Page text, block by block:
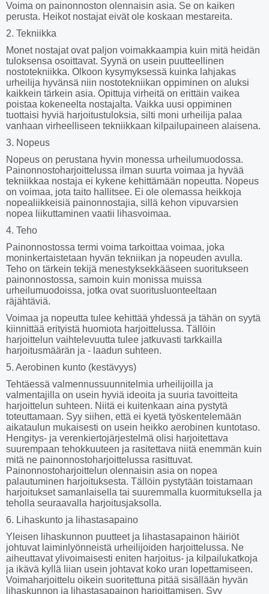
Voima on painonnoston olennaisin asia. Se on kaiken
perusta. Heikot nostajat eivät ole koskaan mestareita.
2. Tekniikka
Monet nostajat ovat paljon voimakkaampia kuin mitä heidän
tuloksensa osoittavat. Syynä on usein puutteellinen
nostotekniikka. Olkoon kysymyksessä kuinka lahjakas
urheilija hyvänsä niin nostotekniikan oppiminen on aluksi
kaikkein tärkein asia. Opittuja virheitä on erittäin vaikea
poistaa kokeneelta nostajalta. Vaikka uusi oppiminen
tuottaisi hyviä harjoitustuloksia, silti moni urheilija palaa
vanhaan virheelliseen tekniikkaan kilpailupaineen alaisena.
3. Nopeus
Nopeus on perustana hyvin monessa urheilumuodossa.
Painonnostoharjoittelussa ilman suurta voimaa ja hyvää
tekniikkaa nostaja ei kykene kehittämään nopeutta. Nopeus
on voimaa, jota taito hallitsee. Ei ole olemassa heikkoja
nopealiikkeisiä painonnostajia, sillä kehon vipuvarsien
nopea liikuttaminen vaatii lihasvoimaa.
4. Teho
Painonnostossa termi voima tarkoittaa voimaa, joka
moninkertaistetaan hyvän tekniikan ja nopeuden avulla.
Teho on tärkein tekijä menestyksekkääseen suoritukseen
painonnostossa, samoin kuin monissa muissa
urheilumuodoissa, jotka ovat suoritusluonteeltaan
räjähtäviä.
Voimaa ja nopeutta tulee kehittää yhdessä ja tähän on syytä
kiinnittää erityistä huomiota harjoittelussa. Tällöin
harjoittelun vaihtelevuutta tulee jatkuvasti tarkkailla
harjoitusmäärän ja - laadun suhteen.
5. Aerobinen kunto (kestävyys)
Tehtäessä valmennussuunnitelmia urheilijoilla ja
valmentajilla on usein hyviä ideoita ja suuria tavoitteita
harjoittelun suhteen. Niitä ei kuitenkaan aina pystytä
toteuttamaan. Syy siihen, että ei kyetä työskentelemään
aikataulun mukaisesti on usein heikko aerobinen kuntotaso.
Hengitys- ja verenkiertojärjestelmä olisi harjoitettava
suurempaan tehokkuuteen ja rasitettava niitä enemmän kuin
mitä ne painonnostoharjoittelussa rasittuvat.
Painonnostoharjoittelun olennaisin asia on nopea
palautuminen harjoituksesta. Tällöin pystytään toistamaan
harjoitukset samanlaisella tai suuremmalla kuormituksella ja
teholla seuraavalla harjoitusjaksolla.
6. Lihaskunto ja lihastasapaino
Yleisen lihaskunnon puutteet ja lihastasapainon häiriöt
johtuvat laiminlyönneistä urheilijoiden harjoittelussa. Ne
aiheuttavat ylivoimaisesti eniten harjoitus- ja kilpailukatkoja
ja ikävä kyllä liian usein johtavat koko uran lopettamiseen.
Voimaharjoittelu oikein suoritettuna pitää sisällään hyvän
lihaskunnon ja lihastasapainon harjoittamisen. Syy